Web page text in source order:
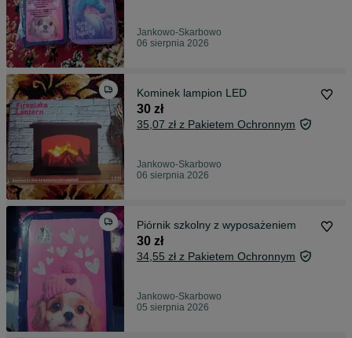
Jankowo-Skarbowo
06 sierpnia 2026
Kominek lampion LED
30 zł
35,07 zł z Pakietem Ochronnym
Jankowo-Skarbowo
06 sierpnia 2026
Piórnik szkolny z wyposażeniem
30 zł
34,55 zł z Pakietem Ochronnym
Jankowo-Skarbowo
05 sierpnia 2026